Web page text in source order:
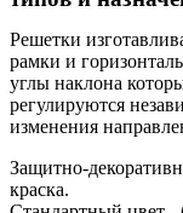
Решетки
рамки и
углы наклона
регулируются
изменения
Защитно-
краска.